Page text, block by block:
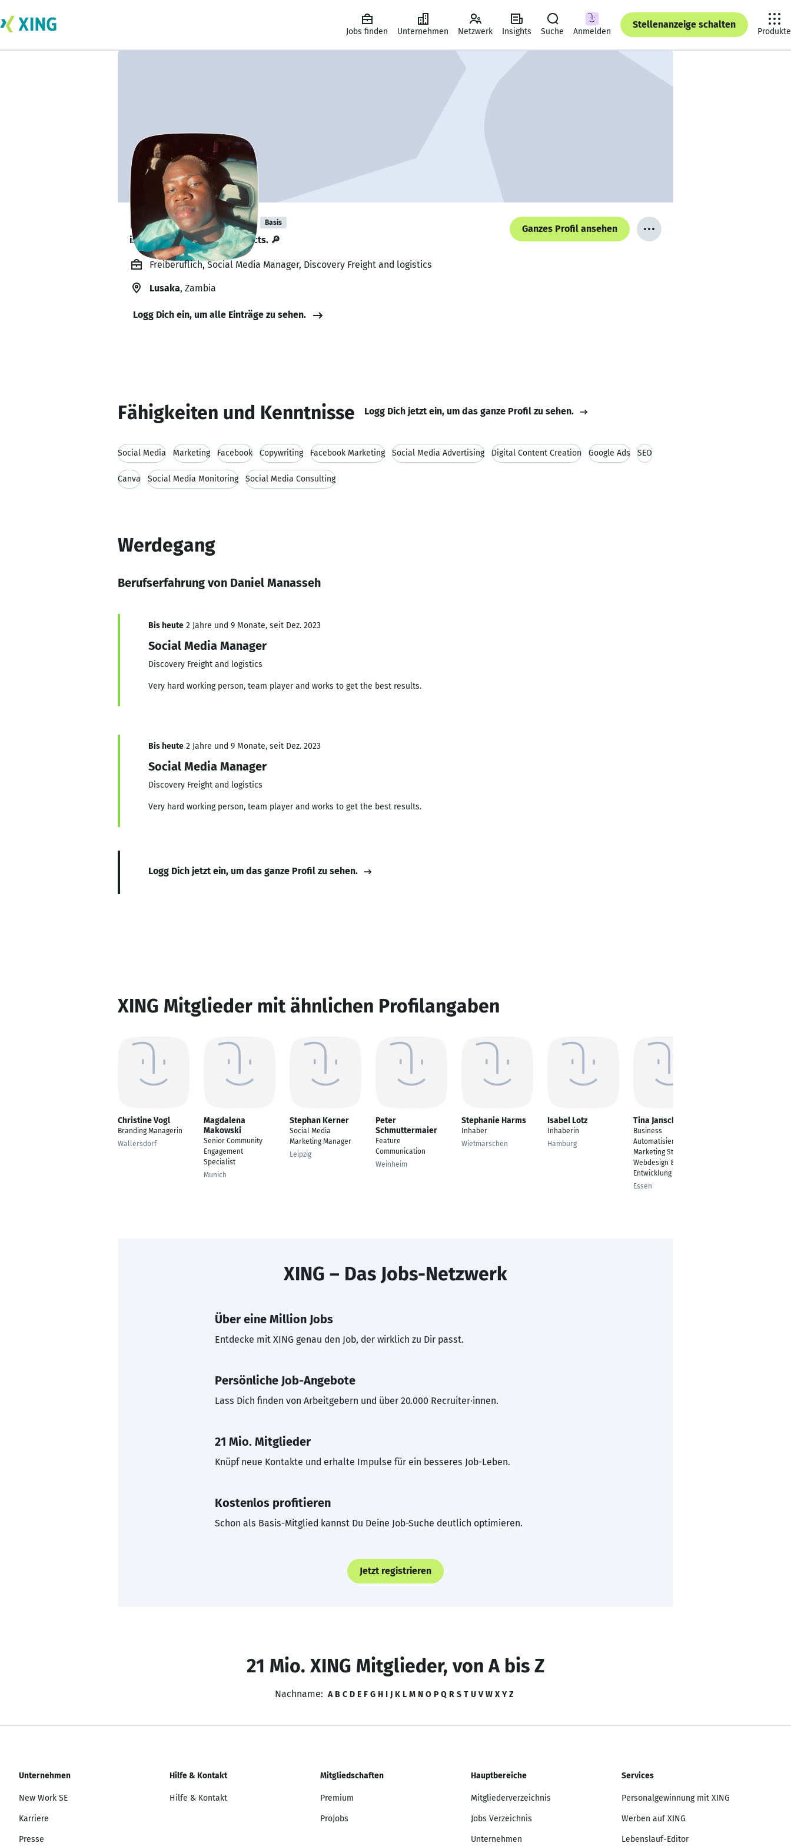
Jobs finden Unternehmen Netzwerk Insights Suche Anmelden
Stellenanzeige schalten
Produkte
Daniel Manasseh Basis
is looking for freelance projects. 🔎
Ganzes Profil ansehen
Freiberuflich, Social Media Manager, Discovery Freight and logistics
Lusaka, Zambia
Logg Dich ein, um alle Einträge zu sehen.
Fähigkeiten und Kenntnisse Logg Dich jetzt ein, um das ganze Profil zu sehen.
Social Media Marketing Facebook Copywriting Facebook Marketing Social Media Advertising Digital Content Creation Google Ads SEO
Canva Social Media Monitoring Social Media Consulting
Werdegang
Berufserfahrung von Daniel Manasseh
Bis heute 2 Jahre und 9 Monate, seit Dez. 2023
Social Media Manager
Discovery Freight and logistics
Very hard working person, team player and works to get the best results.
Bis heute 2 Jahre und 9 Monate, seit Dez. 2023
Social Media Manager
Discovery Freight and logistics
Very hard working person, team player and works to get the best results.
Logg Dich jetzt ein, um das ganze Profil zu sehen.
XING Mitglieder mit ähnlichen Profilangaben
Christine Vogl
Branding Managerin
Wallersdorf
Magdalena
Makowski
Senior Community
Engagement
Specialist
Munich
Stephan Kerner
Social Media
Marketing Manager
Leipzig
Peter
Schmuttermaier
Feature
Communication
Weinheim
Stephanie Harms
Inhaber
Wietmarschen
Isabel Lotz
Inhaberin
Hamburg
Tina Janscheidt
Business
Automatisierung |
Marketing Strategie |
Webdesign &
Entwicklung
Essen
XING – Das Jobs-Netzwerk
Über eine Million Jobs
Entdecke mit XING genau den Job, der wirklich zu Dir passt.
Persönliche Job-Angebote
Lass Dich finden von Arbeitgebern und über 20.000 Recruiter·innen.
21 Mio. Mitglieder
Knüpf neue Kontakte und erhalte Impulse für ein besseres Job-Leben.
Kostenlos profitieren
Schon als Basis-Mitglied kannst Du Deine Job-Suche deutlich optimieren.
Jetzt registrieren
21 Mio. XING Mitglieder, von A bis Z
Nachname: A B C D E F G H I J K L M N O P Q R S T U V W X Y Z
Unternehmen
New Work SE
Karriere
Presse
Hilfe & Kontakt
Hilfe & Kontakt
Mitgliedschaften
Premium
ProJobs
Hauptbereiche
Mitgliederverzeichnis
Jobs Verzeichnis
Unternehmen
Services
Personalgewinnung mit XING
Werben auf XING
Lebenslauf-Editor